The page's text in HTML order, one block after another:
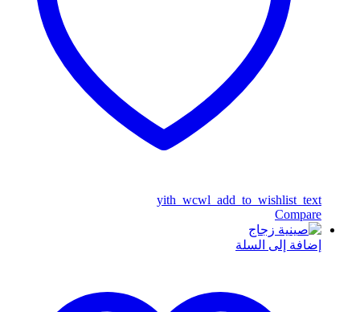
yith_wcwl_add_to_wishlist_text
Compare
إضافة إلى السلة